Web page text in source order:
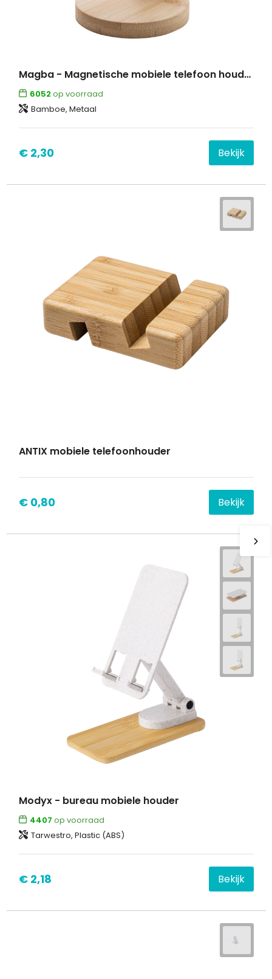
Magba - Magnetische mobiele telefoon houder
6052 op voorraad
Bamboe, Metaal
€ 2,30 Bekijk
ANTIX mobiele telefoonhouder
€ 0,80 Bekijk
Modyx - bureau mobiele houder
4407 op voorraad
Tarwestro, Plastic (ABS)
€ 2,18 Bekijk